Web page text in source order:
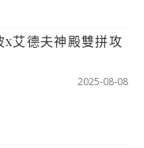
x艾德夫神殿雙拼攻
2025-08-08